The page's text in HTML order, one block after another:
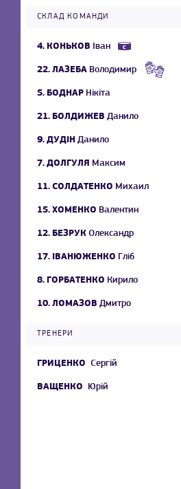
СКЛАД КОМАНДИ
4. КОНЬКОВ Іван
22. ЛАЗЕБА Володимир
5. БОДНАР Нікіта
21. БОЛДИЖЕВ Данило
9. ДУДІН Данило
7. ДОЛГУЛЯ Максим
11. СОЛДАТЕНКО Михаил
15. ХОМЕНКО Валентин
12. БЕЗРУК Олександр
17. ІВАНЮЖЕНКО Гліб
8. ГОРБАТЕНКО Кирило
10. ЛОМАЗОВ Дмитро
ТРЕНЕРИ
ГРИЦЕНКО Сергій
ВАЩЕНКО Юрій